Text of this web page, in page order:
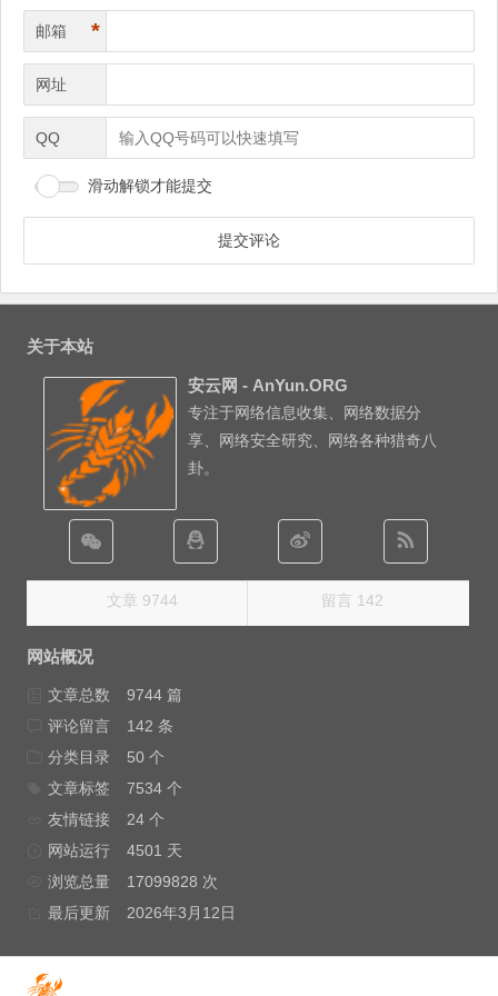
邮箱 *
网址
QQ
滑动解锁才能提交
关于本站
安云网 - AnYun.ORG
专注于网络信息收集、网络数据分
享、网络安全研究、网络各种猎奇八
卦。
文章 9744 留言 142
网站概况
文章总数
9744 篇
评论留言
142 条
分类目录
50 个
文章标签
7534 个
友情链接
24 个
网站运行
4501 天
浏览总量
17099828 次
最后更新
2026年3月12日